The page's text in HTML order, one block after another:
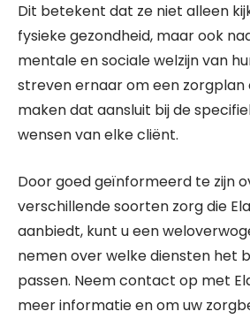
Dit betekent dat ze niet alleen
fysieke gezondheid, maar ook
mentale en sociale welzijn van
streven ernaar om een
maken dat aansluit bij de
wensen van elke cliënt.
Door goed geïnformeerd te zijn
verschillende soorten zorg die
aanbiedt, kunt u een
nemen over welke diensten het
passen. Neem contact op met
meer informatie en om uw